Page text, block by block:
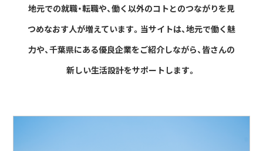
地元での就職・転職や、働く以外のコトとのつながりを見
つめなおす人が増えています。 当サイトは、地元で働く魅
力や、千葉県にある優良企業をご紹介しながら、皆さんの
新しい生活設計をサポートします。